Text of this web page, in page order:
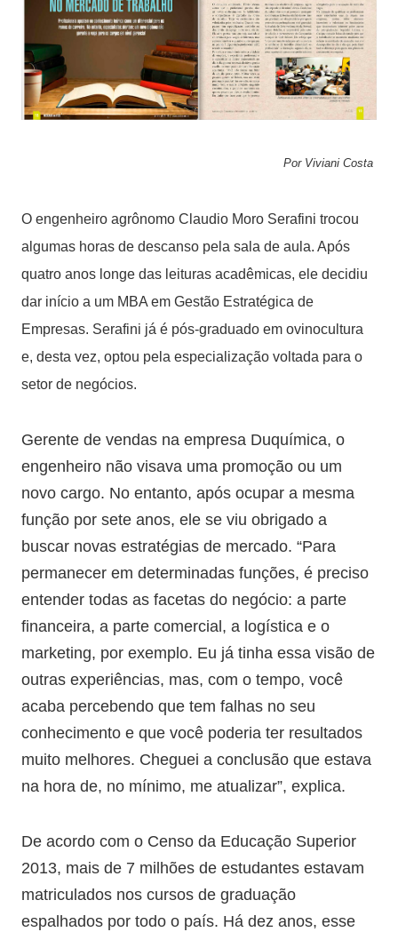
Por Viviani Costa
O engenheiro agrônomo Claudio Moro Serafini trocou
algumas horas de descanso pela sala de aula. Após
quatro anos longe das leituras acadêmicas, ele decidiu
dar início a um MBA em Gestão Estratégica de
Empresas. Serafini já é pós-graduado em ovinocultura
e, desta vez, optou pela especialização voltada para o
setor de negócios.
Gerente de vendas na empresa Duquímica, o
engenheiro não visava uma promoção ou um
novo cargo. No entanto, após ocupar a mesma
função por sete anos, ele se viu obrigado a
buscar novas estratégias de mercado. “Para
permanecer em determinadas funções, é preciso
entender todas as facetas do negócio: a parte
financeira, a parte comercial, a logística e o
marketing, por exemplo. Eu já tinha essa visão de
outras experiências, mas, com o tempo, você
acaba percebendo que tem falhas no seu
conhecimento e que você poderia ter resultados
muito melhores. Cheguei a conclusão que estava
na hora de, no mínimo, me atualizar”, explica.
De acordo com o Censo da Educação Superior
2013, mais de 7 milhões de estudantes estavam
matriculados nos cursos de graduação
espalhados por todo o país. Há dez anos, esse